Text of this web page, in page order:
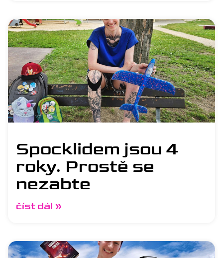
Spocklidem jsou 4
roky. Prostě se
nezabte
číst dál »